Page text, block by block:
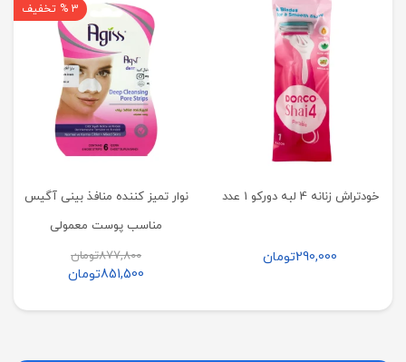
خودتراش زنانه 4 لبه دورکو 1 عدد
290,000تومان
3 % تخفیف
نوار تمیز کننده منافذ بینی آگیس
مناسب پوست معمولی
877,800تومان
851,500تومان